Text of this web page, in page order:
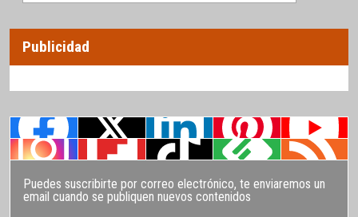
Publicidad
Puedes suscribirte por correo electrónico, te enviaremos un
email cuando se publiquen nuevos contenidos